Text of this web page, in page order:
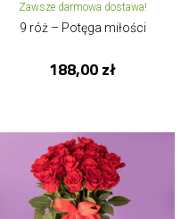
Zawsze darmowa dostawa!
9 róż – Potęga miłości
188,00 zł